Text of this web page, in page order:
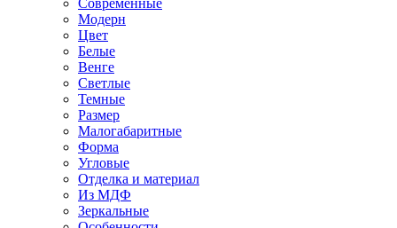
Современные
Модерн
Цвет
Белые
Венге
Светлые
Темные
Размер
Малогабаритные
Форма
Угловые
Отделка и материал
Из МДФ
Зеркальные